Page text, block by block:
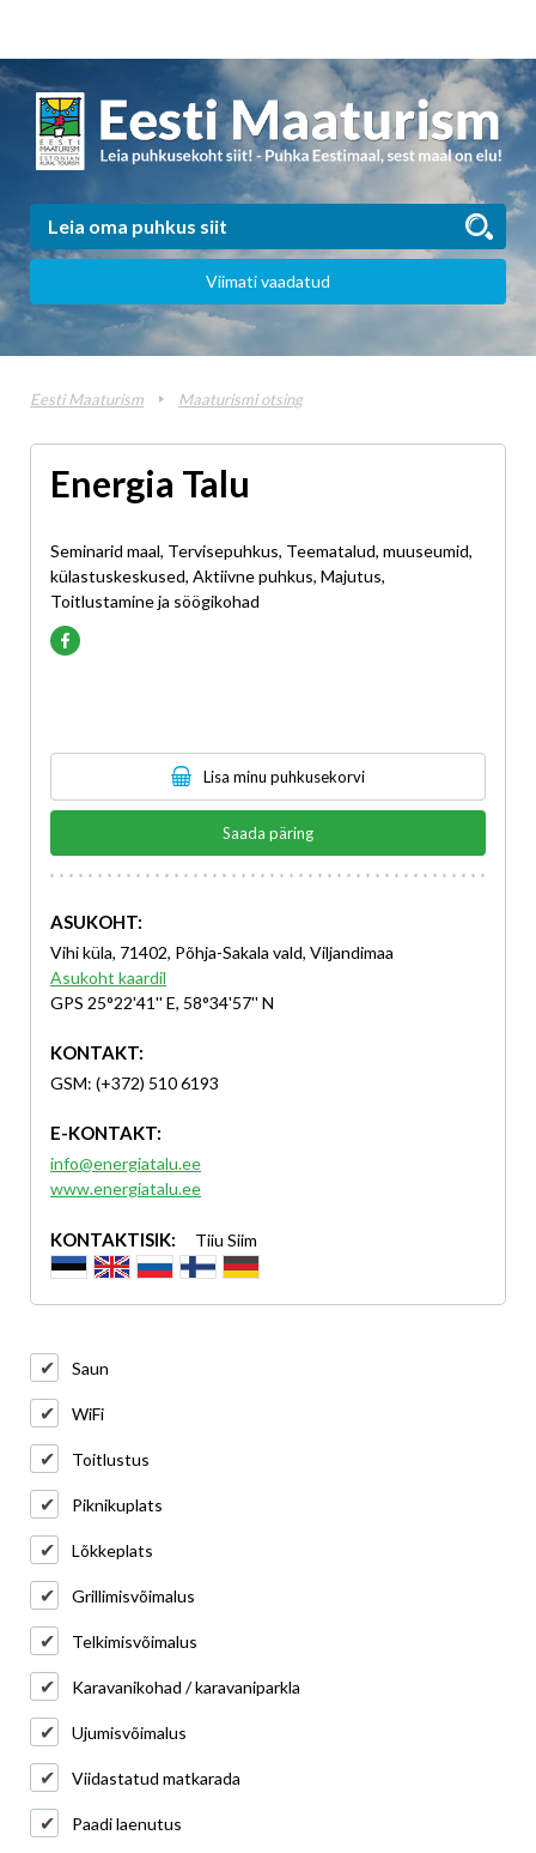
Viimati vaadatud
Eesti Maaturism Maaturismi otsing
Energia Talu
Seminarid maal, Tervisepuhkus, Teematalud, muuseumid,
külastuskeskused, Aktiivne puhkus, Majutus,
Toitlustamine ja söögikohad
Lisa minu puhkusekorvi
Saada päring
ASUKOHT:
Vihi küla, 71402, Põhja-Sakala vald, Viljandimaa
Asukoht kaardil
GPS 25°22'41'' E, 58°34'57'' N
KONTAKT:
GSM: (+372) 510 6193
E-KONTAKT:
info@energiatalu.ee
www.energiatalu.ee
KONTAKTISIK: Tiiu Siim
Saun
WiFi
Toitlustus
Piknikuplats
Lõkkeplats
Grillimisvõimalus
Telkimisvõimalus
Karavanikohad / karavaniparkla
Ujumisvõimalus
Viidastatud matkarada
Paadi laenutus